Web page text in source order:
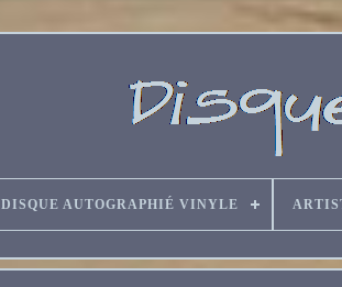
DISQUE AUTOGRAPHIÉ VINYLE